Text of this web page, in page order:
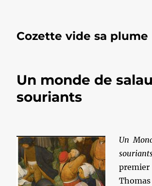
Cozette vide sa plume
Un monde de
souriants
Un